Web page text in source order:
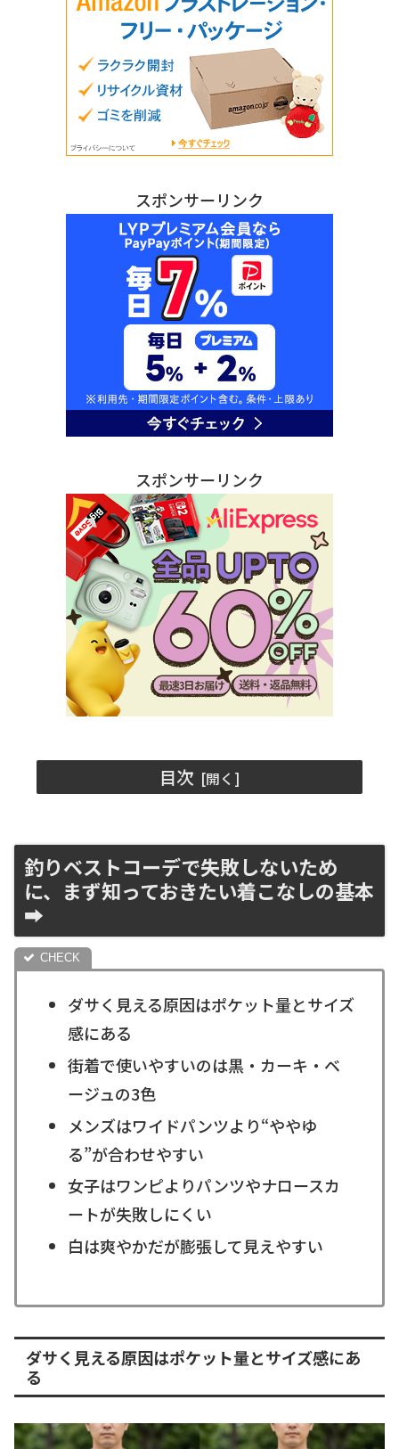
スポンサーリンク
スポンサーリンク
目次
釣りベストコーデで失敗しないため
に、まず知っておきたい着こなしの基本
➡️
ダサく見える原因はポケット量とサイズ
感にある
街着で使いやすいのは黒・カーキ・ベ
ージュの3色
メンズはワイドパンツより“ややゆ
る”が合わせやすい
女子はワンピよりパンツやナロースカ
ートが失敗しにくい
白は爽やかだが膨張して見えやすい
ダサく見える原因はポケット量とサイズ感にあ
る